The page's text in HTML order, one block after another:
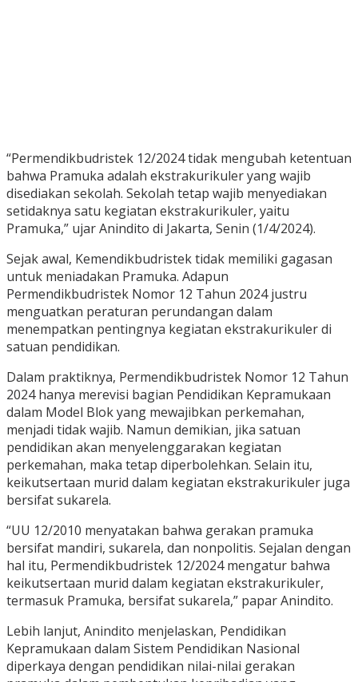
“Permendikbudristek 12/2024 tidak mengubah ketentuan
bahwa Pramuka adalah ekstrakurikuler yang wajib
disediakan sekolah. Sekolah tetap wajib menyediakan
setidaknya satu kegiatan ekstrakurikuler, yaitu
Pramuka,” ujar Anindito di Jakarta, Senin (1/4/2024).
Sejak awal, Kemendikbudristek tidak memiliki gagasan
untuk meniadakan Pramuka. Adapun
Permendikbudristek Nomor 12 Tahun 2024 justru
menguatkan peraturan perundangan dalam
menempatkan pentingnya kegiatan ekstrakurikuler di
satuan pendidikan.
Dalam praktiknya, Permendikbudristek Nomor 12 Tahun
2024 hanya merevisi bagian Pendidikan Kepramukaan
dalam Model Blok yang mewajibkan perkemahan,
menjadi tidak wajib. Namun demikian, jika satuan
pendidikan akan menyelenggarakan kegiatan
perkemahan, maka tetap diperbolehkan. Selain itu,
keikutsertaan murid dalam kegiatan ekstrakurikuler juga
bersifat sukarela.
“UU 12/2010 menyatakan bahwa gerakan pramuka
bersifat mandiri, sukarela, dan nonpolitis. Sejalan dengan
hal itu, Permendikbudristek 12/2024 mengatur bahwa
keikutsertaan murid dalam kegiatan ekstrakurikuler,
termasuk Pramuka, bersifat sukarela,” papar Anindito.
Lebih lanjut, Anindito menjelaskan, Pendidikan
Kepramukaan dalam Sistem Pendidikan Nasional
diperkaya dengan pendidikan nilai-nilai gerakan